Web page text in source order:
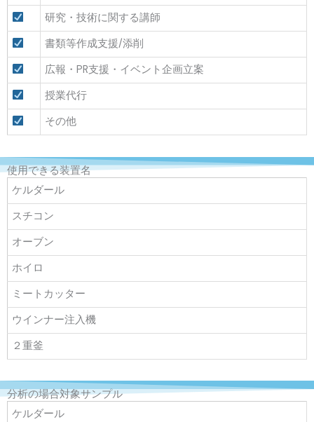
研究・技術に関する講師
書類等作成支援/添削
広報・PR支援・イベント企画立案
授業代行
その他
使用できる装置名
ケルダール
スチコン
オーブン
ホイロ
ミートカッター
ウインナー注入機
２重釜
分析の場合対象サンプル
ケルダール